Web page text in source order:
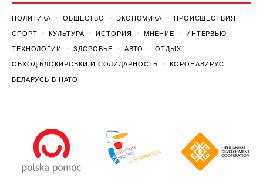
ПОЛИТИКА ОБЩЕСТВО ЭКОНОМИКА ПРОИСШЕСТВИЯ
СПОРТ КУЛЬТУРА ИСТОРИЯ МНЕНИЕ ИНТЕРВЬЮ
ТЕХНОЛОГИИ ЗДОРОВЬЕ АВТО ОТДЫХ
ОБХОД БЛОКИРОВКИ И СОЛИДАРНОСТЬ КОРОНАВИРУС
БЕЛАРУСЬ В НАТО